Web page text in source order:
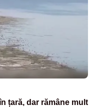
țară, dar rămâne mult